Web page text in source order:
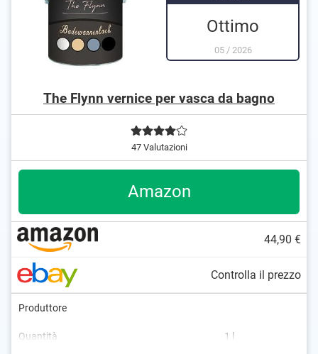
Ottimo
05/ 2026
The Flynn vernice per vasca da bagno
47 Valutazioni
Amazon
44,90 €
Controlla il prezzo
Produttore
Quantità
1 l
Grigio/Argento